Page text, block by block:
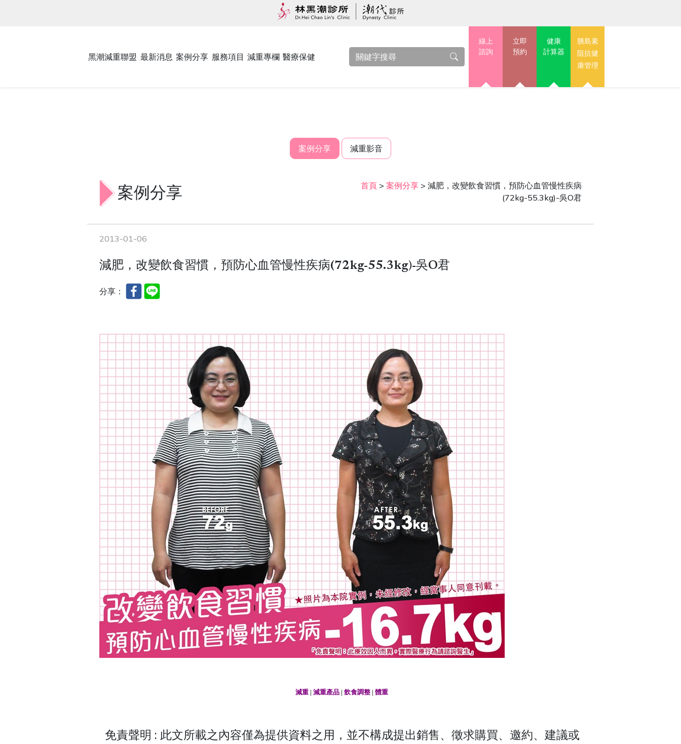
黑潮減重聯盟 最新消息 案例分享 服務項目 減重專欄 醫療保健
線上
諮詢
立即
預約
健康
計算器
胰島素
阻抗健
康管理
案例分享 減重影音
案例分享
首頁> 案例分享> 減肥，改變飲食習慣，預防心血管慢性疾病
(72kg-55.3kg)-吳O君
2013-01-06
減肥，改變飲食習慣，預防心血管慢性疾病(72kg-55.3kg)-吳O君
分享：
減重| 減重產品| 飲食調整| 體重
免責聲明 : 此文所載之內容僅為提供資料之用，並不構成提出銷售、徵求購買、邀約、建議或